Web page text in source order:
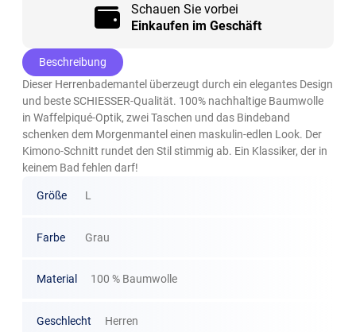
Schauen Sie vorbei
Einkaufen im Geschäft
Beschreibung
Dieser Herrenbademantel überzeugt durch ein elegantes Design
und beste SCHIESSER-Qualität. 100% nachhaltige Baumwolle
in Waffelpiqué-Optik, zwei Taschen und das Bindeband
schenken dem Morgenmantel einen maskulin-edlen Look. Der
Kimono-Schnitt rundet den Stil stimmig ab. Ein Klassiker, der in
keinem Bad fehlen darf!
Größe L
Farbe Grau
Material 100 % Baumwolle
Geschlecht Herren